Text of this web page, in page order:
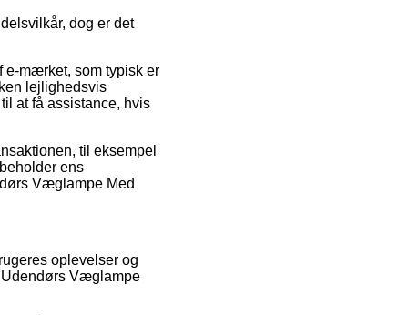
dog er det
e-mærket, som typisk er
lejlighedsvis
at få assistance, hvis
til eksempel
ens
Væglampe Med
oplevelser og
Udendørs Væglampe